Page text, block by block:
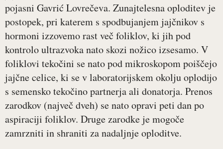
pojasni Gavrić Lovrečeva. Zunajtelesna oploditev je
postopek, pri katerem s spodbujanjem jajčnikov s
hormoni izzovemo rast več foliklov, ki jih pod
kontrolo ultrazvoka nato skozi nožico izsesamo. V
foliklovi tekočini se nato pod mikroskopom poiščejo
jajčne celice, ki se v laboratorijskem okolju oplodijo
s semensko tekočino partnerja ali donatorja. Prenos
zarodkov (največ dveh) se nato opravi peti dan po
aspiraciji foliklov. Druge zarodke je mogoče
zamrzniti in shraniti za nadaljnje oploditve.